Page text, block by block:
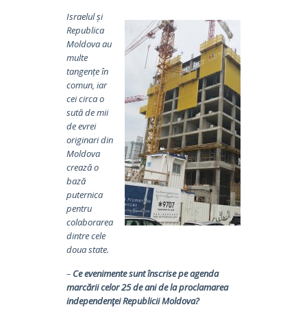
Israelul și
Republica
Moldova au
multe
tangențe în
comun, iar
cei circa o
sută de mii
de evrei
originari din
Moldova
crează o
bază
puternica
pentru
colaborarea
dintre cele
doua state.
– Ce evenimente sunt înscrise pe agenda
marcării celor 25 de ani de la proclamarea
independenţei Republicii Moldova?